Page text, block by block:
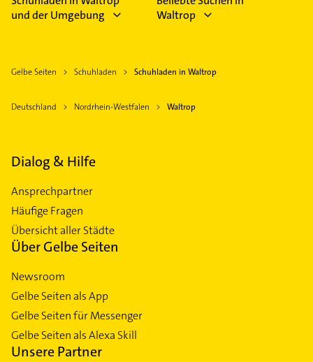
und der Umgebung
Waltrop
Gelbe Seiten Schuhladen Schuhladen in Waltrop
Deutschland Nordrhein-Westfalen Waltrop
Dialog & Hilfe
Ansprechpartner
Häufige Fragen
Übersicht aller Städte
Über Gelbe Seiten
Newsroom
Gelbe Seiten als App
Gelbe Seiten für Messenger
Gelbe Seiten als Alexa Skill
Unsere Partner